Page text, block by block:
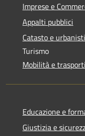
Imprese e
Appalti pubblici
Catasto e
Turismo
Mobilità e trasporti
Educazione e
Giustizia e